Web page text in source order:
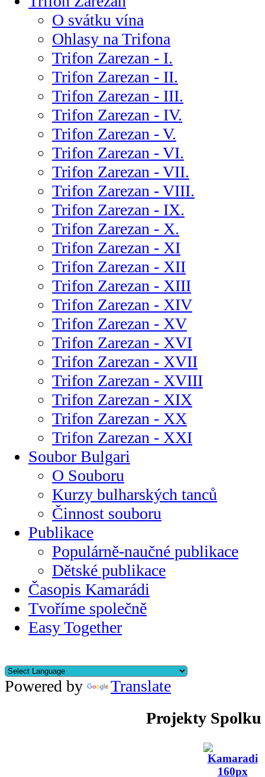
O svátku vína
Ohlasy na Trifona
Trifon Zarezan - I.
Trifon Zarezan - II.
Trifon Zarezan - III.
Trifon Zarezan - IV.
Trifon Zarezan - V.
Trifon Zarezan - VI.
Trifon Zarezan - VII.
Trifon Zarezan - VIII.
Trifon Zarezan - IX.
Trifon Zarezan - X.
Trifon Zarezan - XI
Trifon Zarezan - XII
Trifon Zarezan - XIII
Trifon Zarezan - XIV
Trifon Zarezan - XV
Trifon Zarezan - XVI
Trifon Zarezan - XVII
Trifon Zarezan - XVIII
Trifon Zarezan - XIX
Trifon Zarezan - XX
Trifon Zarezan - XXI
Soubor Bulgari
O Souboru
Kurzy bulharských tanců
Činnost souboru
Publikace
Populárně-naučné publikace
Dětské publikace
Časopis Kamarádi
Tvoříme společně
Easy Together
Powered by
Translate
Projekty Spolku